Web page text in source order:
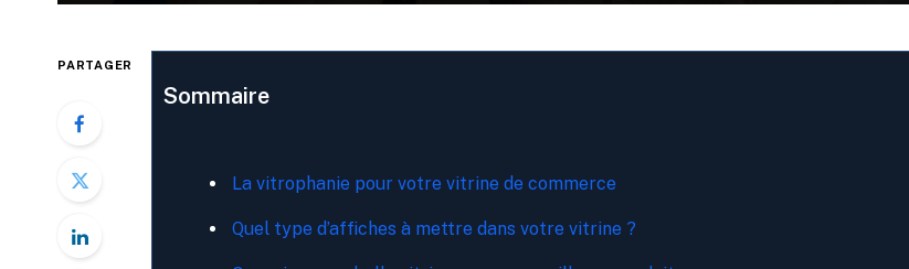
PARTAGER
Sommaire
La vitrophanie pour votre vitrine de commerce
Quel type d’affiches à mettre dans votre vitrine ?